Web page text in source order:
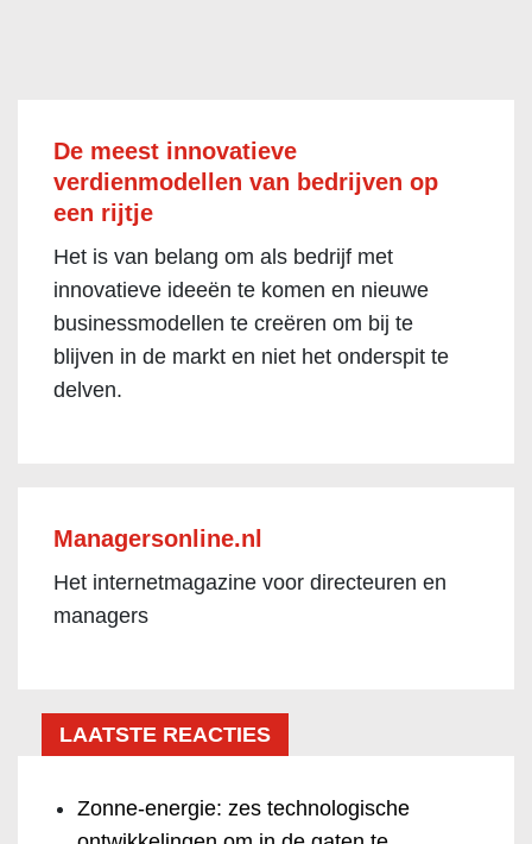
De meest innovatieve
verdienmodellen van bedrijven op
een rijtje
Het is van belang om als bedrijf met
innovatieve ideeën te komen en nieuwe
businessmodellen te creëren om bij te
blijven in de markt en niet het onderspit te
delven.
Managersonline.nl
Het internetmagazine voor directeuren en
managers
LAATSTE REACTIES
Zonne-energie: zes technologische